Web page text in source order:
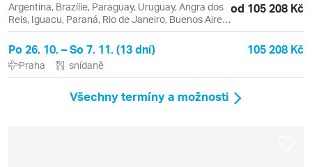
Argentina, Brazílie, Paraguay, Uruguay, Angra dos
Reis, Iguacu, Paraná, Rio de Janeiro, Buenos Aires,
Colonia del Sacramento, Copacabana
od 105 208 Kč
Po 26. 10. – So 7. 11. (13 dní) 105 208 Kč
Praha snídaně
Všechny termíny a možnosti